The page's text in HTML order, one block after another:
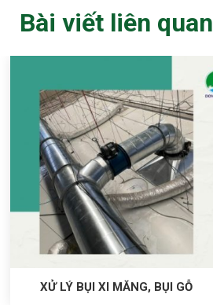
Bài viết liên quan
XỬ LÝ BỤI XI MĂNG, BỤI GỖ